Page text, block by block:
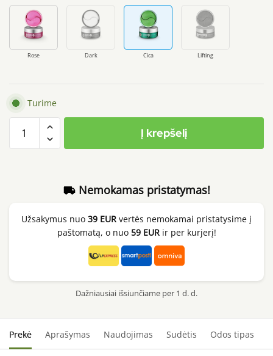
(viso
įvertinimų:
Rose Dark Cica Lifting
Turime
kiekis:
60vnt.
Į krepšelį
Nemokamas pristatymas!
Užsakymus nuo 39 EUR vertės nemokamai pristatysime į
paštomatą, o nuo 59 EURir per kurjerį!
Dažniausiai išsiunčiame per 1 d. d.
Prekė Aprašymas Naudojimas Sudėtis Odos tipas